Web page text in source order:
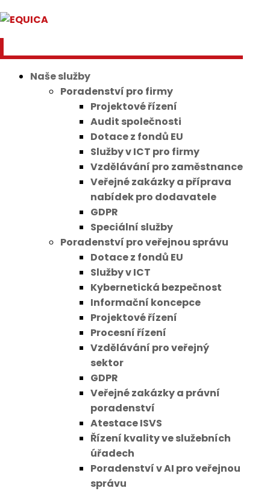
Naše služby
Poradenství pro firmy
Projektové řízení
Audit společnosti
Dotace z fondů EU
Služby v ICT pro firmy
Vzdělávání pro zaměstnance
Veřejné zakázky a příprava
nabídek pro dodavatele
GDPR
Speciální služby
Poradenství pro veřejnou správu
Dotace z fondů EU
Služby v ICT
Kybernetická bezpečnost
Informační koncepce
Projektové řízení
Procesní řízení
Vzdělávání pro veřejný
sektor
GDPR
Veřejné zakázky a právní
poradenství
Atestace ISVS
Řízení kvality ve služebních
úřadech
Poradenství v AI pro veřejnou
správu